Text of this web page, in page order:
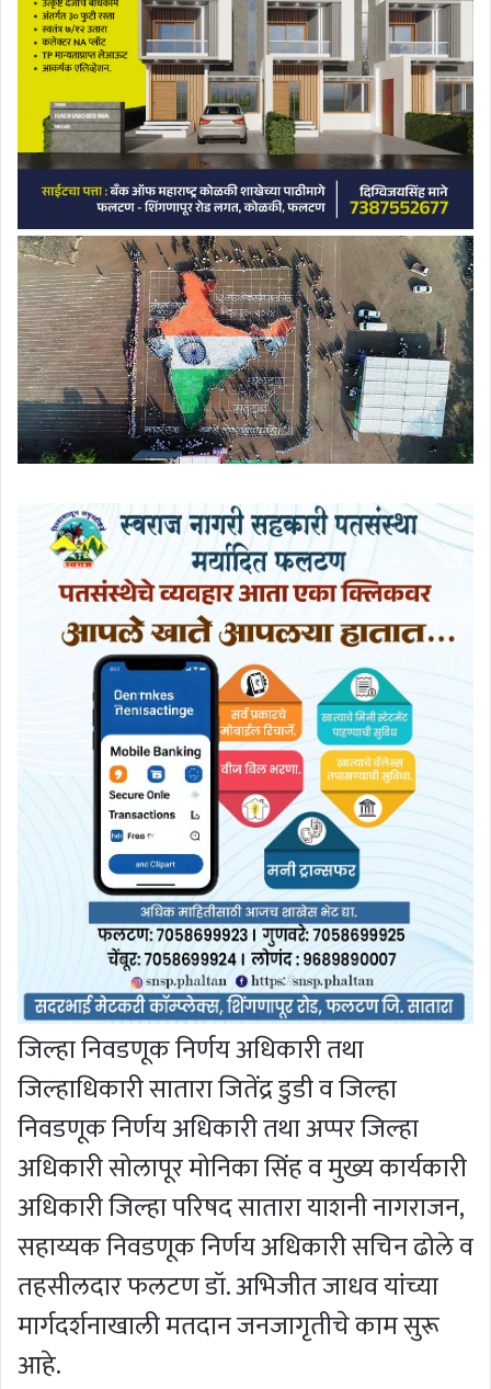
जिल्हा निवडणूक निर्णय अधिकारी तथा
जिल्हाधिकारी सातारा जितेंद्र डुडी व जिल्हा
निवडणूक निर्णय अधिकारी तथा अप्पर जिल्हा
अधिकारी सोलापूर मोनिका सिंह व मुख्य कार्यकारी
अधिकारी जिल्हा परिषद सातारा याशनी नागराजन,
सहाय्यक निवडणूक निर्णय अधिकारी सचिन ढोले व
तहसीलदार फलटण डॉ. अभिजीत जाधव यांच्या
मार्गदर्शनाखाली मतदान जनजागृतीचे काम सुरू
आहे.